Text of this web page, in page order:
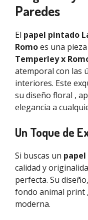
Paredes
El papel pintado
Romoes una
Temperley x
atemporal con las
interiores. Este
su diseño floral ,
elegancia a
Un Toque de
Si buscas un
calidad y
perfecta. Su
fondo animal print
moderna.